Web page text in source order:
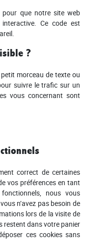
que notre site web
Ce code est
?
morceau de texte ou
suivre le trafic sur un
vous concernant sont
correct de certaines
vos préférences en tant
nous vous
n’avez pas besoin de
lors de la visite de
restent dans votre panier
ces cookies sans